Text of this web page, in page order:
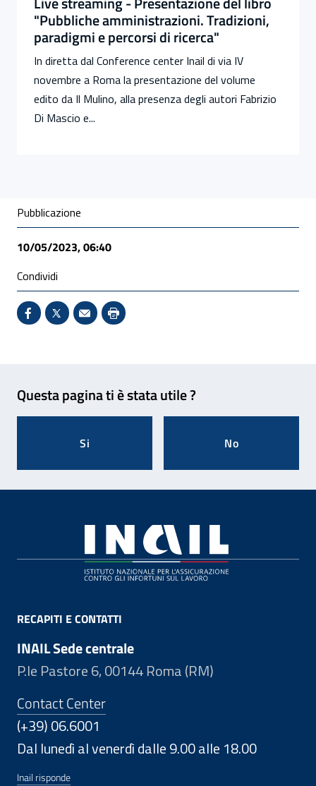
"Pubbliche amministrazioni. Tradizioni,
paradigmi e percorsi di ricerca"
In diretta dal Conference center Inail di via IV
novembre a Roma la presentazione del volume
edito da Il Mulino, alla presenza degli autori Fabrizio
Di Mascio e...
Condivisione social
Pubblicazione
10/05/2023, 06:40
Condividi
Condividi su Facebook - Sito esterno - Apertura in
X - Sito esterno - Apertura in nuova finestra
Invio Mail: apre il programma di posta
Stampa pagina: scelta meno
Questa pagina ti è stata utile ?
Si No
RECAPITI E CONTATTI
INAIL Sede centrale
P.le Pastore 6, 00144 Roma (RM)
Contact Center
(+39) 06.6001
Dal lunedì al venerdì dalle 9.00 alle 18.00
Inail risponde